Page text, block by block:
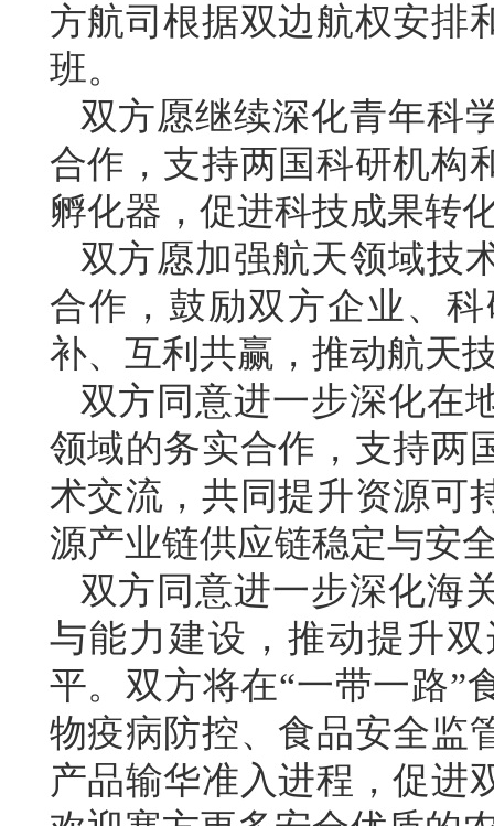
方航司根据双边航权安排
班。
双方愿继续深化青年科
合作，支持两国科研机构
孵化器，促进科技成果转
双方愿加强航天领域技
合作，鼓励双方企业、
补、互利共赢，推动航天
双方同意进一步深化在
领域的务实合作，支持两
术交流，共同提升资源可
源产业链供应链稳定与安
双方同意进一步深化海
与能力建设，推动提升
平。双方将在“一带一路”
物疫病防控、食品安全监
产品输华准入进程，促进